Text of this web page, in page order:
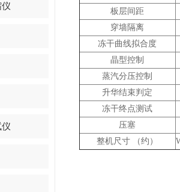
板层间距
穿墙隔离
冻干曲线拟合度
晶型控制
蒸汽分压控制
升华结束判定
冻干终点测试
压塞
整机尺寸
（约）